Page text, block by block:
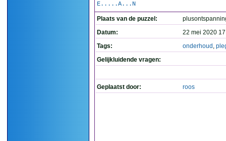
E.....A...N
Plaats van de puzzel:
Datum:
22 mei 2020
Tags:
onderhoud ,
Gelijkluidende vragen:
Geplaatst door: roos